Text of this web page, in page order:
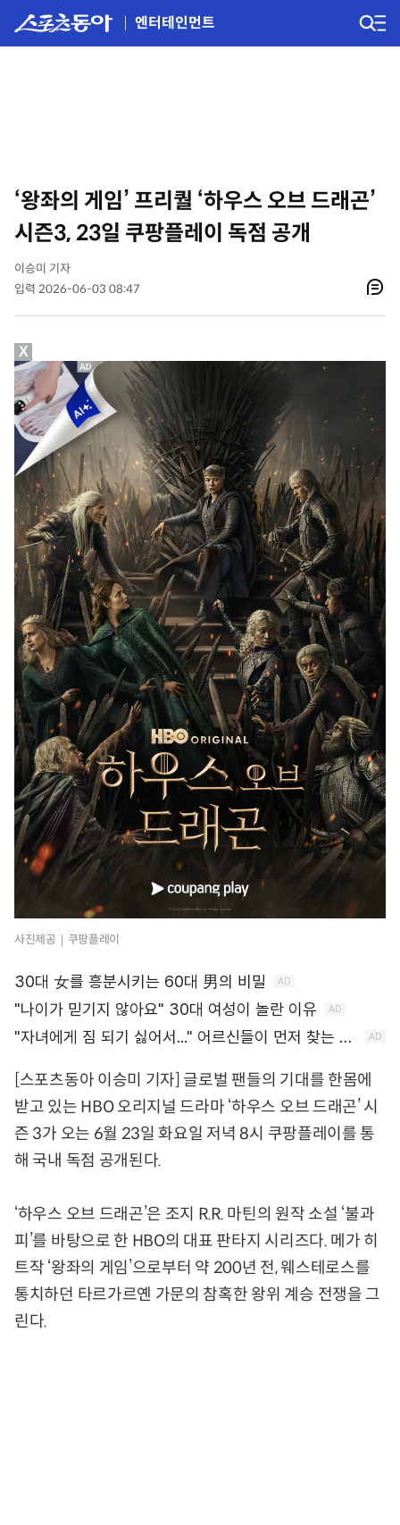
엔터테인먼트
‘왕좌의 게임’ 프리퀄 ‘하우스 오브 드래곤’
시즌3, 23일 쿠팡플레이 독점 공개
이승미 기자
입력 2026-06-03 08:47
사진제공｜쿠팡플레이
[스포츠동아 이승미 기자] 글로벌 팬들의 기대를 한몸에
받고 있는 HBO 오리지널 드라마 ‘하우스 오브 드래곤’ 시
즌 3가 오는 6월 23일 화요일 저녁 8시 쿠팡플레이를 통
해 국내 독점 공개된다.
‘하우스 오브 드래곤’은 조지 R.R. 마틴의 원작 소설 ‘불과
피’를 바탕으로 한 HBO의 대표 판타지 시리즈다. 메가 히
트작 ‘왕좌의 게임’으로부터 약 200년 전, 웨스테로스를
통치하던 타르가르옌 가문의 참혹한 왕위 계승 전쟁을 그
린다.
X